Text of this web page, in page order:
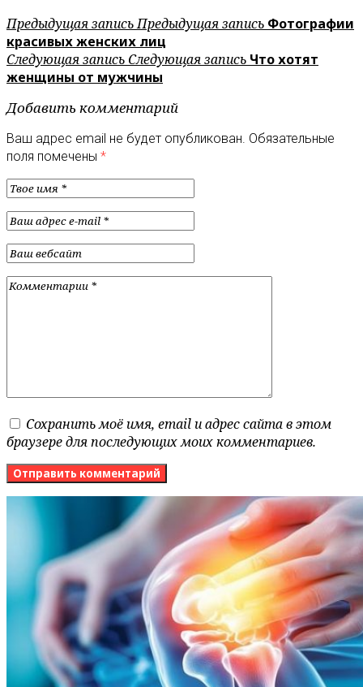
Предыдущая записьПредыдущая запись Фотографии
красивых женских лиц
Следующая запись Следующая запись Что хотят
женщины от мужчины
Добавить комментарий
Ваш адрес email не будет опубликован. Обязательные
поля помечены *
Сохранить моё имя, email и адрес сайта в этом
браузере для последующих моих комментариев.